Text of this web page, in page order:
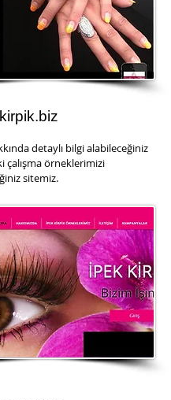
detaylı bilgi alabileceğiniz
çalışma örneklerimizi
sitemiz.